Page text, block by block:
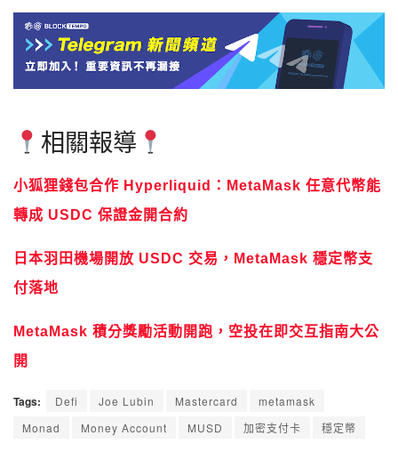
相關報導
小狐狸錢包合作 Hyperliquid：MetaMask 任意代幣能
轉成 USDC 保證金開合約
日本羽田機場開放 USDC 交易，MetaMask 穩定幣支
付落地
MetaMask 積分獎勵活動開跑，空投在即交互指南大公
開
Tags: Defi Joe Lubin Mastercard
metamask
Monad
Money Account MUSD 加密支付卡 穩定幣